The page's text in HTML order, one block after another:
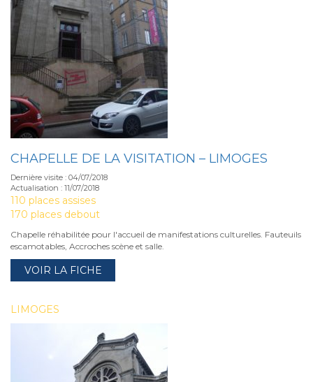
CHAPELLE DE LA VISITATION – LIMOGES
Dernière visite : 04/07/2018
Actualisation : 11/07/2018
110 places assises
170 places debout
Chapelle réhabilitée pour l'accueil de manifestations culturelles. Fauteuils
escamotables, Accroches scène et salle.
VOIR LA FICHE
LIMOGES